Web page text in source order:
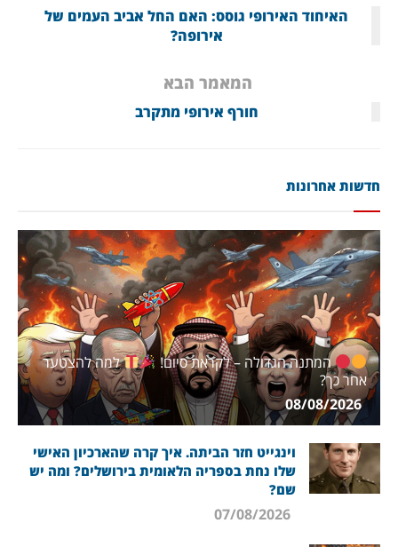
האיחוד האירופי גוסס: האם החל אביב העמים של
אירופה?
המאמר הבא
חורף אירופי מתקרב
חדשות אחרונות
המתנה הגדולה – לקראת סיום!
למה להצטער
אחר כך?
08/08/2026
וינגייט חזר הביתה. איך קרה שהארכיון האישי
שלו נחת בספריה הלאומית בירושלים? ומה יש
שם?